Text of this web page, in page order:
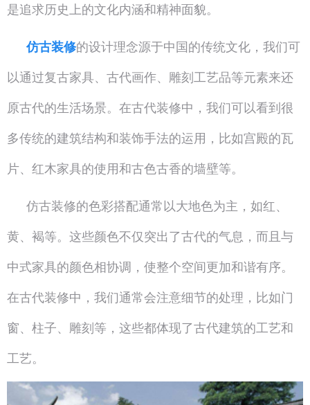
是追求历史上的文化内涵和精神面貌。
仿古装修的设计理念源于中国的传统文化，我们可
以通过复古家具、古代画作、雕刻工艺品等元素来还
原古代的生活场景。在古代装修中，我们可以看到很
多传统的建筑结构和装饰手法的运用，比如宫殿的瓦
片、红木家具的使用和古色古香的墙壁等。
仿古装修的色彩搭配通常以大地色为主，如红、
黄、褐等。这些颜色不仅突出了古代的气息，而且与
中式家具的颜色相协调，使整个空间更加和谐有序。
在古代装修中，我们通常会注意细节的处理，比如门
窗、柱子、雕刻等，这些都体现了古代建筑的工艺和
工艺。